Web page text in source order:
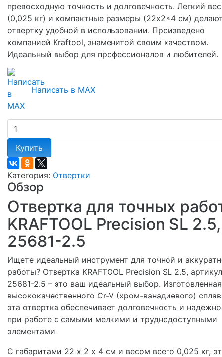
превосходную точность и долговечность. Легкий вес
(0,025 кг) и компактные размеры (22x2x4 см)
отвертку удобной в использовании. Произведено
компанией Kraftool, знаменитой своим качеством.
Идеальный выбор для профессионалов и любителей.
Написать в MAX
Купить
Категория: Отвертки
Обзор
Отвертка для точных
KRAFTOOL Precision SL 2.5,
25681-2.5
Ищете идеальный инструмент для точной и
работы? Отвертка KRAFTOOL Precision SL 2.5, артикул
25681-2.5 – это ваш идеальный выбор.
высококачественного Cr-V (хром-ванадиевого)
эта отвертка обеспечивает долговечность и
при работе с самыми мелкими и труднодоступными
элементами.
С габаритами 22 х 2 х 4 см и весом всего 0,025 кг,